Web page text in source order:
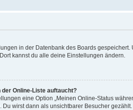
in der Datenbank des Boards
kannst du alle deine Einstellungen ändern.
Online-Liste auftaucht?
eine Option „Meinen Online-Status
wirst dann als unsichtbarer Besucher gezählt.